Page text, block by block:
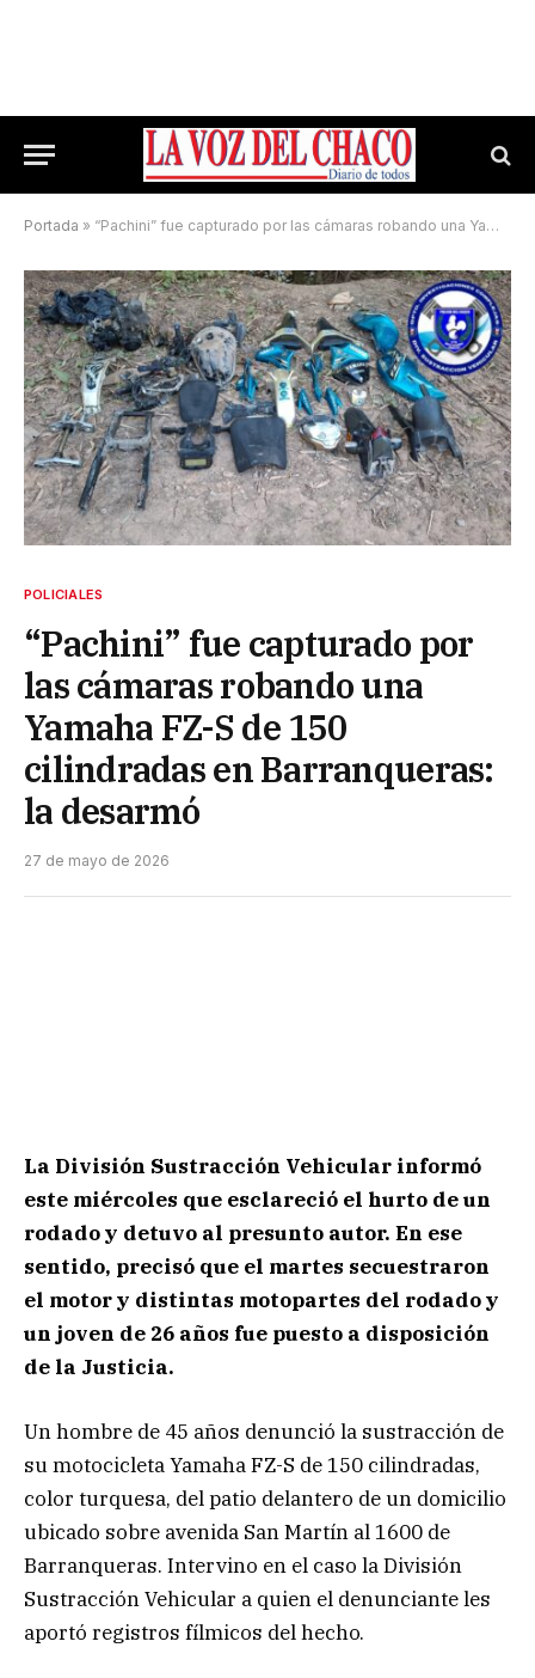
Portada » “Pachini” fue capturado por las cámaras robando una Yamaha FZ-S de 150 cilindradas en Barranqueras: la desarmó
POLICIALES
“Pachini” fue capturado por
las cámaras robando una
Yamaha FZ-S de 150
cilindradas en Barranqueras:
la desarmó
27 de mayo de 2026
La División Sustracción Vehicular informó
este miércoles que esclareció el hurto de un
rodado y detuvo al presunto autor. En ese
sentido, precisó que el martes secuestraron
el motor y distintas motopartes del rodado y
un joven de 26 años fue puesto a disposición
de la Justicia.
Un hombre de 45 años denunció la sustracción de
su motocicleta Yamaha FZ-S de 150 cilindradas,
color turquesa, del patio delantero de un domicilio
ubicado sobre avenida San Martín al 1600 de
Barranqueras. Intervino en el caso la División
Sustracción Vehicular a quien el denunciante les
aportó registros fílmicos del hecho.